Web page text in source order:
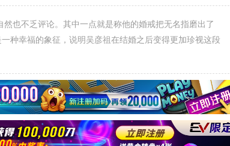
也不乏评论。其中一点就是称他的婚戒把无名指磨出了
种幸福的象征，说明吴彦祖在结婚之后变得更加珍视这段